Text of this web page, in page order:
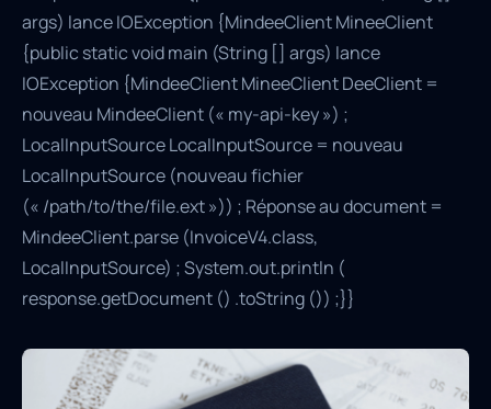
args) lance IOException {MindeeClient MineeClient
{public static void main (String [] args) lance
IOException {MindeeClient MineeClient DeeClient =
nouveau MindeeClient (« my-api-key ») ;
LocalInputSource LocalInputSource = nouveau
LocalInputSource (nouveau fichier
(« /path/to/the/file.ext »)) ; Réponse au document =
MindeeClient.parse (InvoiceV4.class,
LocalInputSource) ; System.out.println (
response.getDocument () .toString ()) ;}}